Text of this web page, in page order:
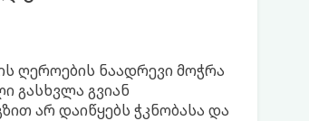
ღეროების ნაადრევი მოჭრა
გასხვლა გვიან
არ დაიწყებს ჭკნობასა და